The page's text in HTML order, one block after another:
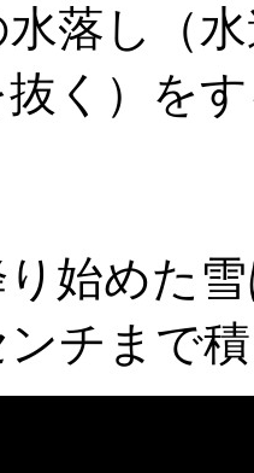
落し（
く）を
り始めた
チまで